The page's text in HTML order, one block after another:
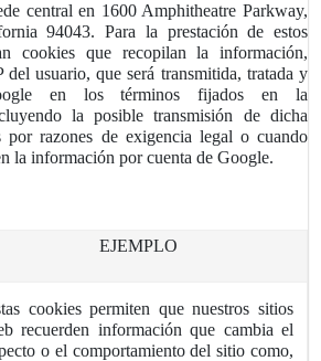
central en 1600 Amphitheatre Parkway,
94043. Para la prestación de estos
cookies que recopilan la información,
usuario, que será transmitida, tratada y
en los términos fijados en la
la posible transmisión de dicha
por razones de exigencia legal o cuando
la información por cuenta de Google.
EJEMPLO
cookies permiten que nuestros sitios
recuerden información que cambia el
o el comportamiento del sitio como,